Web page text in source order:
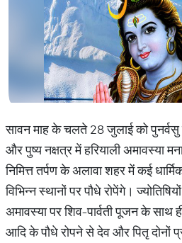
सावन माह के चलते 28 जुलाई को पुनर्वसु
और पुष्य नक्षत्र में हरियाली अमावस्या
निमित्त तर्पण के अलावा शहर में कई
विभिन्न स्थानों पर पौधे रोपेंगे।
अमावस्या पर शिव-पार्वती पूजन के साथ
आदि के पौधे रोपने से देव और पितृ दोनों